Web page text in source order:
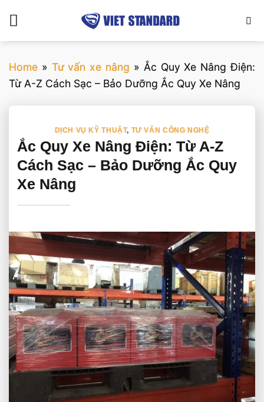
qua
nội
Home » Tư vấn xe nâng » Ắc Quy Xe Nâng Điện:
Từ A-Z Cách Sạc – Bảo Dưỡng Ắc Quy Xe Nâng
DỊCH VỤ KỸ THUẬT, TƯ VẤN CÔNG NGHỆ
Ắc Quy Xe Nâng Điện: Từ A-Z
Cách Sạc – Bảo Dưỡng Ắc Quy
Xe Nâng